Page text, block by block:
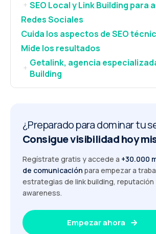
+ SEO Local y Link Building para
Redes Sociales
Cuida los aspectos de SEO
Mide los resultados
+ Getalink, agencia
Building
¿Preparado para dominar tu
Consigue visibilidad hoy
Regístrate gratis y accede a +30.000
de comunicación para empezar a
estrategias de link building, reputación
awareness.
Empezar ahora